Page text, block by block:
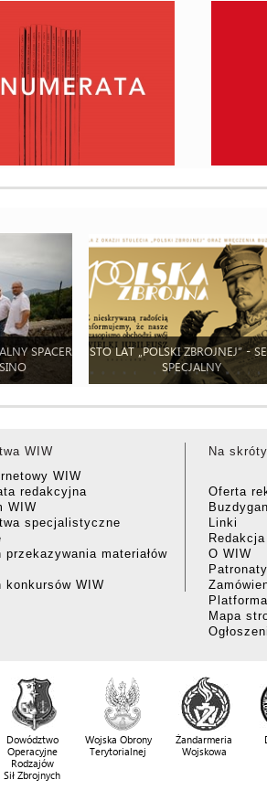
SPACER
STO LAT „POLSKI ZBROJNEJ” -
SPECJALNY
WIW
WIW
redakcyjna
WIW
specjalistyczne
przekazywania materiałów
konkursów WIW
Na skróty
Oferta
Linki
Redakcja
O WIW
Mapa
Dowództwo
Operacyjne
Rodzajów
Sił Zbrojnych
Wojska Obrony
Terytorialnej
Żandarmeria
Wojskowa